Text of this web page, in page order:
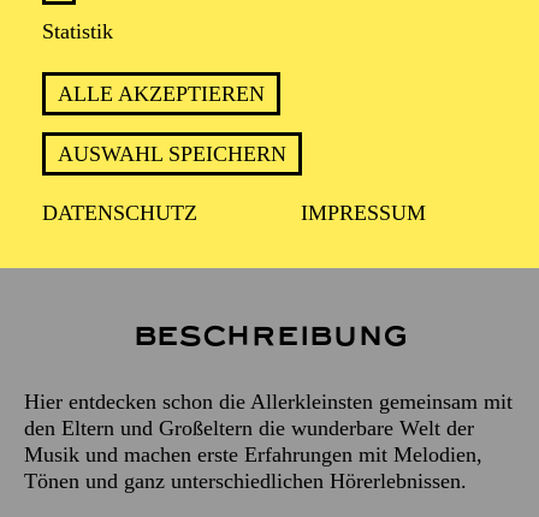
Statistik
ALLE AKZEPTIEREN
AUSWAHL SPEICHERN
DATENSCHUTZ IMPRESSUM
Violine
VERONIKA ALUFFI
Violoncello
JUDITH NAYDA
Moderation, Singspiele
Beschreibung
Hier entdecken schon die Allerkleinsten gemeinsam mit
den Eltern und Großeltern die wunderbare Welt der
Musik und machen erste Erfahrungen mit Melodien,
Tönen und ganz unterschiedlichen Hörerlebnissen.